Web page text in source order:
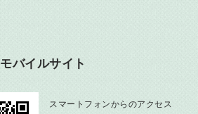
モバイルサイト
スマートフォンからのアクセス